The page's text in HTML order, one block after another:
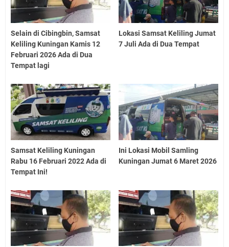
Selain di Cibingbin, Samsat
Keliling Kuningan Kamis 12
Februari 2026 Ada di Dua
Tempat lagi
Lokasi Samsat Keliling Jumat
7 Juli Ada di Dua Tempat
Samsat Keliling Kuningan
Rabu 16 Februari 2022 Ada di
Tempat Ini!
Ini Lokasi Mobil Samling
Kuningan Jumat 6 Maret 2026